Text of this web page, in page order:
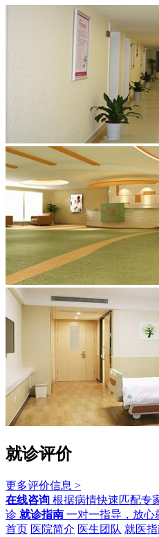
就诊评价
更多评价信息 >
在线咨询 根据病情快速匹配专
诊 就诊指南 一对一指导，放心
首页 医院简介 医生团队 就医